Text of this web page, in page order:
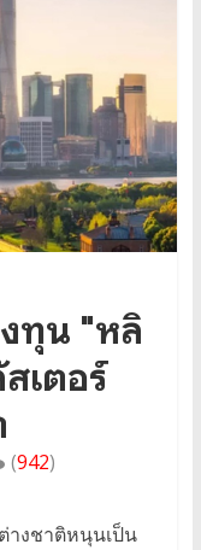
งทุน "หลิ
เตอร์
(942)
างชาติหนุนเป็น